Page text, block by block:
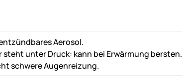
Aerosol.
steht unter Druck: kann bei Erwärmung bersten.
schwere Augenreizung.